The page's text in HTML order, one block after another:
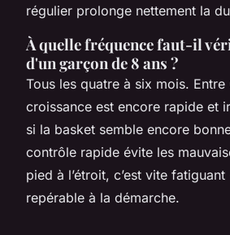
régulier prolonge nettement la
À quelle fréquence faut-il
d'un garçon de 8 ans ?
Tous les quatre à six mois. Entre
croissance est encore rapide et
si la basket semble encore
contrôle rapide évite les
pied à l’étroit, c’est vite
repérable à la démarche.